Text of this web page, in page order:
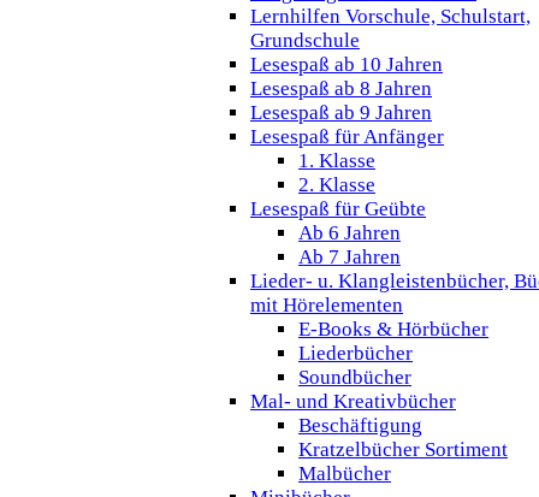
Lernhilfen Vorschule, Schulstart,
Grundschule
Lesespaß ab 10 Jahren
Lesespaß ab 8 Jahren
Lesespaß ab 9 Jahren
Lesespaß für Anfänger
1. Klasse
2. Klasse
Lesespaß für Geübte
Ab 6 Jahren
Ab 7 Jahren
Lieder- u. Klangleistenbücher,
mit Hörelementen
E-Books & Hörbücher
Liederbücher
Soundbücher
Mal- und Kreativbücher
Beschäftigung
Kratzelbücher Sortiment
Malbücher